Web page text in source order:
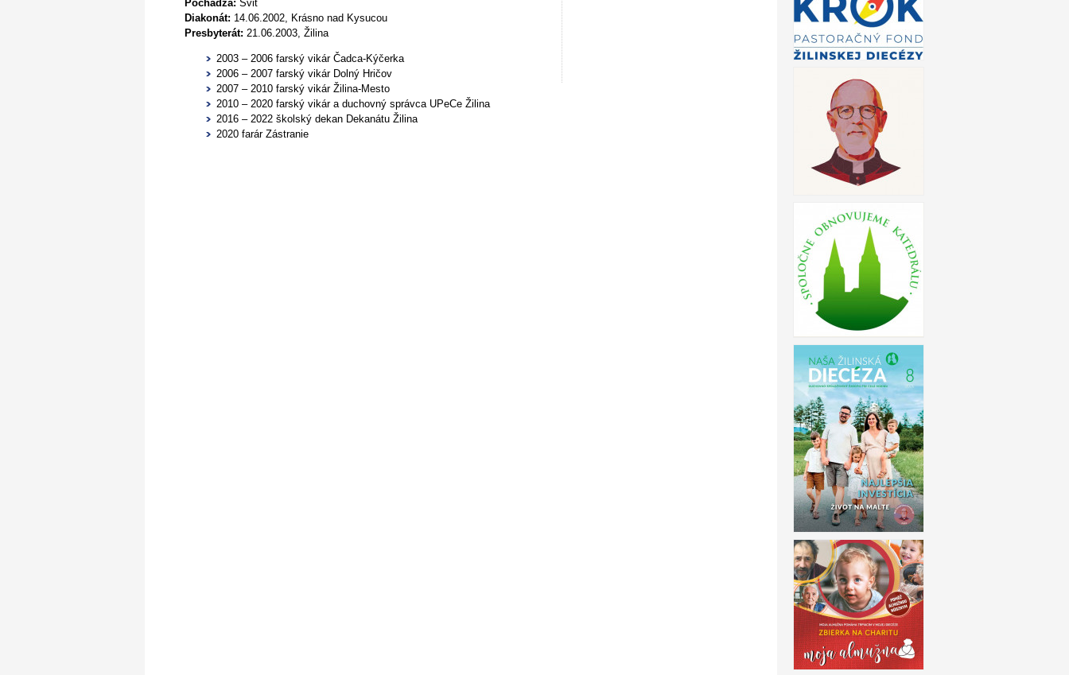
Pochádza: Svit
Diakonát: 14.06.2002, Krásno nad Kysucou
Presbyterát: 21.06.2003, Žilina
2003 – 2006 farský vikár Čadca-Kýčerka
2006 – 2007 farský vikár Dolný Hričov
2007 – 2010 farský vikár Žilina-Mesto
2010 – 2020 farský vikár a duchovný správca UPeCe Žilina
2016 – 2022 školský dekan Dekanátu Žilina
2020 farár Zástranie